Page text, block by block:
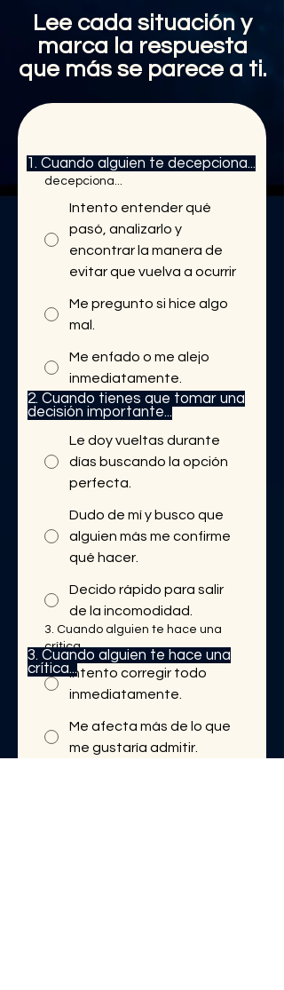
Lee cada situación y
marca la respuesta
que más se parece a ti.
1. Cuando alguien te
decepciona...
Intento entender qué
pasó, analizarlo y
encontrar la manera de
evitar que vuelva a ocurrir
Me pregunto si hice algo
mal.
Me enfado o me alejo
inmediatamente.
2. Cuando tienes que tomar una
decisión importante...
Le doy vueltas durante
días buscando la opción
perfecta.
Dudo de mí y busco que
alguien más me confirme
qué hacer.
Decido rápido para salir
de la incomodidad.
3. Cuando alguien te hace una
crítica...
Intento corregir todo
inmediatamente.
Me afecta más de lo que
me gustaría admitir.
3. Cuando alguien te hace una
crítica...
1. Cuando alguien te decepciona...
2. Cuando tienes que tomar una
decisión importante...